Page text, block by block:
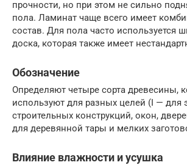
прочности, но при этом не сильно
пола. Ламинат чаще всего имеет
состав. Для пола часто используется
доска, которая также имеет
Обозначение
Определяют четыре сорта древесины,
используют для разных целей (I — для
строительных конструкций, окон,
для деревянной тары и мелких
Влияние влажности и усушка